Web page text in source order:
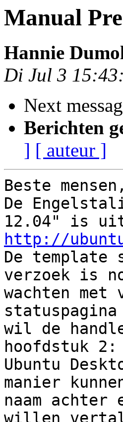
Manual
Hannie
Di Jul 3
Next
Berichten
] [ auteur ]
Beste mensen,
De
http://
De template
verzoek is
wachten
wil de
hoofdstuk 2:
Ubuntu
manier
naam
willen